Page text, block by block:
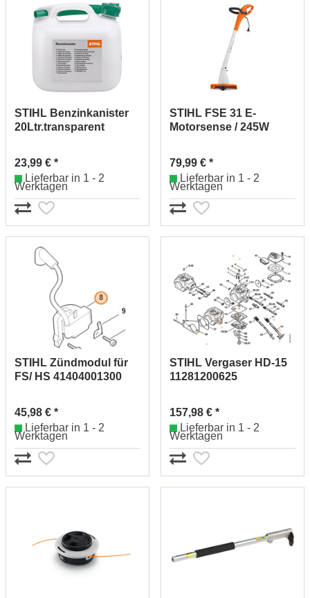
STIHL Benzinkanister
20Ltr.transparent
23,99 € *
Lieferbar in 1 - 2
Werktagen
STIHL FSE 31 E-
Motorsense / 245W
79,99 € *
Lieferbar in 1 - 2
Werktagen
STIHL Zündmodul für
FS/ HS 41404001300
45,98 € *
Lieferbar in 1 - 2
Werktagen
STIHL Vergaser HD-15
11281200625
157,98 € *
Lieferbar in 1 - 2
Werktagen